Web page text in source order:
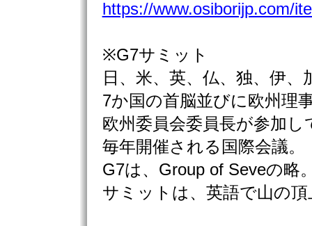
https://www.osiborijp.com/
※G7サミット
日、米、英、仏、独、伊、
7か国の首脳並びに欧州理
欧州委員会委員長が参加し
毎年開催される国際会議。
G7は、Group of Seveの略
サミットは、英語で山の